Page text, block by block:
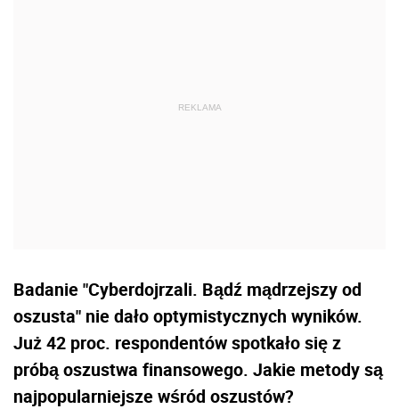
Badanie "Cyberdojrzali. Bądź mądrzejszy od
oszusta" nie dało optymistycznych wyników.
Już 42 proc. respondentów spotkało się z
próbą oszustwa finansowego. Jakie metody są
najpopularniejsze wśród oszustów?